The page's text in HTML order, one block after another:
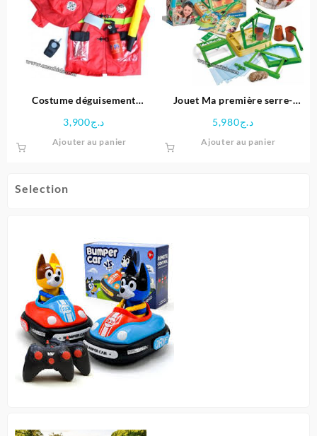
Selection
options
être
choisies
sur
page
Costume déguisement
د.ج3,900
Ajouter au panier
Jouet Ma première serre-
د.ج5,980
Ajouter au panier